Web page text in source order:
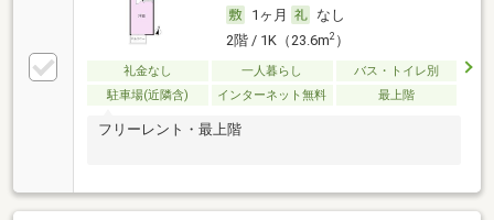
1ヶ月
なし
2階 / 1K（23.6m2）
礼金なし 一人暮らし
バス・トイレ別
駐車場(近隣含)
インターネット無料 最上階
フリーレント・最上階